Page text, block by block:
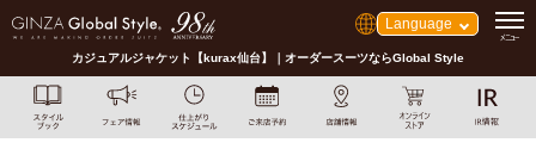
Language
カジュアルジャケット【kurax仙台】｜オーダースーツならGlobal Style